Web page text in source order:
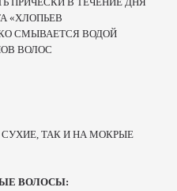
«ХЛОПЬЕВ
СМЫВАЕТСЯ ВОДОЙ
ВОЛОС
ТАК И НА МОКРЫЕ
ВОЛОСЫ: